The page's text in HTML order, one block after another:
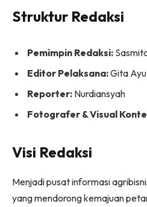
Struktur Redaksi
Pemimpin Redaksi:
Editor Pelaksana:Gita Ayu
Reporter: Nurdiansyah
Fotografer & Visual
Visi Redaksi
Menjadi pusat informasi
yang mendorong kemajuan